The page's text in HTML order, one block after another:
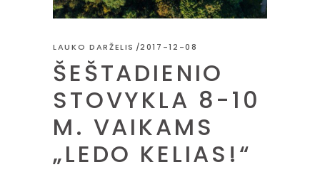
LAUKO DARŽELIS 2017-12-08
ŠEŠTADIENIO
STOVYKLA 8-10
M. VAIKAMS
„LEDO KELIAS!“